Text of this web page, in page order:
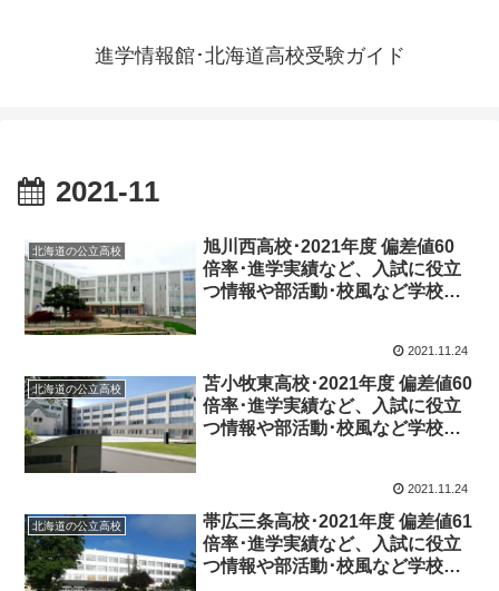
進学情報館･北海道高校受験ガイド
2021-11
北海道の公立高校
旭川西高校･2021年度 偏差値60
倍率･進学実績など、入試に役立
つ情報や部活動･校風など学校の
2021.11.24
北海道の公立高校
苫小牧東高校･2021年度 偏差値60
倍率･進学実績など、入試に役立
つ情報や部活動･校風など学校の
2021.11.24
北海道の公立高校
帯広三条高校･2021年度 偏差値61
倍率･進学実績など、入試に役立
つ情報や部活動･校風など学校の